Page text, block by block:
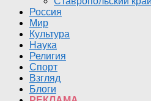
Россия
Мир
Культура
Наука
Религия
Спорт
Взгляд
Блоги